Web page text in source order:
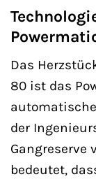
Das
80 ist das
der
Gangreserve
bedeutet,